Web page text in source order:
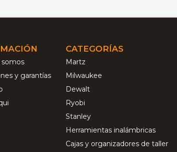
somos
y garantías
CATEGORÍAS
Martz
Milwaukee
Dewalt
Ryobi
Stanley
Herramientas inalámbricas
Cajas y organizadores de taller